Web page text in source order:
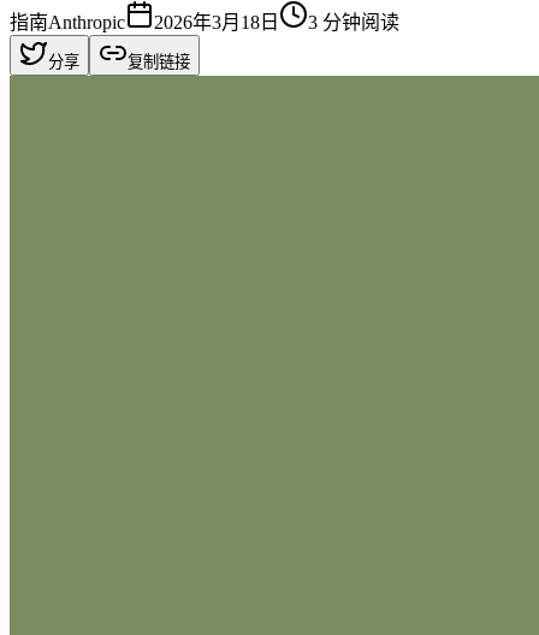
指南Anthropic 2026年3月18日 3 分钟阅读
分享 复制链接